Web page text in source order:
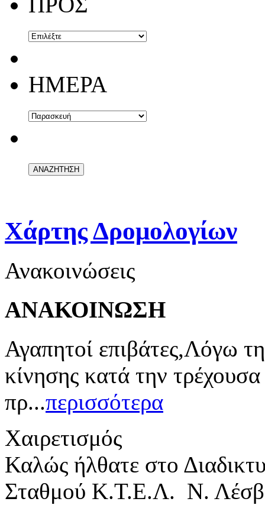
ΗΜΕΡΑ
Χάρτης Δρομολογίων
Ανακοινώσεις
ΑΝΑΚΟΙΝΩΣΗ
Αγαπητοί επιβάτες,Λόγω
κίνησης κατά την
πρ...περισσότερα
Χαιρετισμός
Καλώς ήλθατε στο
Σταθμού Κ.Τ.Ε.Λ. Ν.